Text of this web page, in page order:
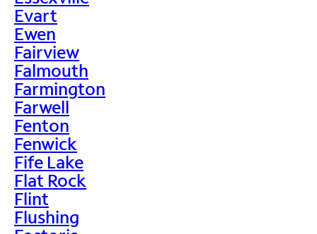
Evart
Ewen
Fairview
Falmouth
Farmington
Farwell
Fenton
Fenwick
Fife Lake
Flat Rock
Flint
Flushing